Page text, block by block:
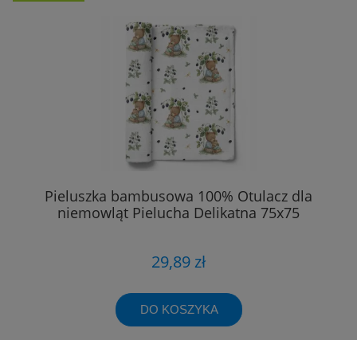
Pieluszka bambusowa 100% Otulacz dla
niemowląt Pielucha Delikatna 75x75
29,89 zł
DO KOSZYKA